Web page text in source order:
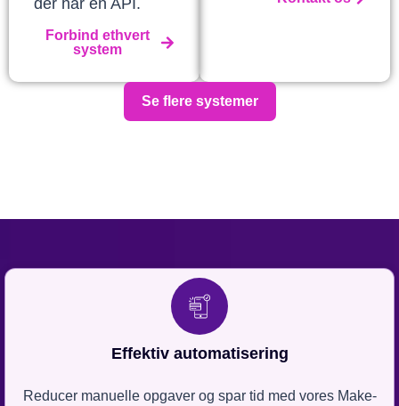
Forbind ethvert
system
Se flere systemer
Effektiv automatisering
Reducer manuelle opgaver og spar tid med vores Make-